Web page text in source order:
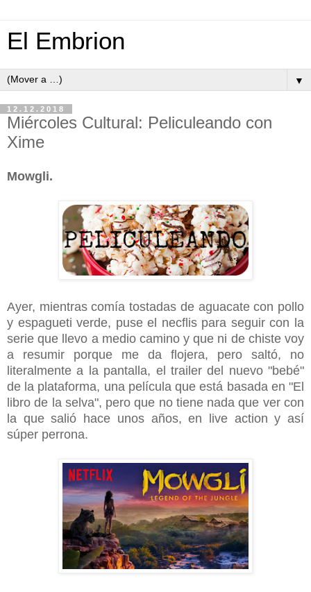
El Embrion
▼
12.12.2018
Miércoles Cultural: Peliculeando con
Xime
Mowgli.
Ayer, mientras comía tostadas de aguacate con pollo
y espagueti verde, puse el necflis para seguir con la
serie que llevo a medio camino y que ni de chiste voy
a resumir porque me da flojera, pero saltó, no
literalmente a la pantalla, el trailer del nuevo "bebé"
de la plataforma, una película que está basada en "El
libro de la selva", pero que no tiene nada que ver con
la que salió hace unos años, en live action y así
súper perrona.